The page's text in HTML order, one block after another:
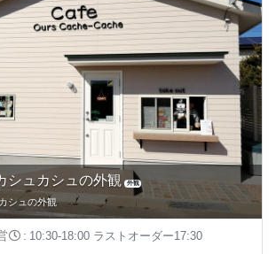
シュカシュの外観 外観
シュの外観
: 10:30-18:00 ラストオーダー17:30